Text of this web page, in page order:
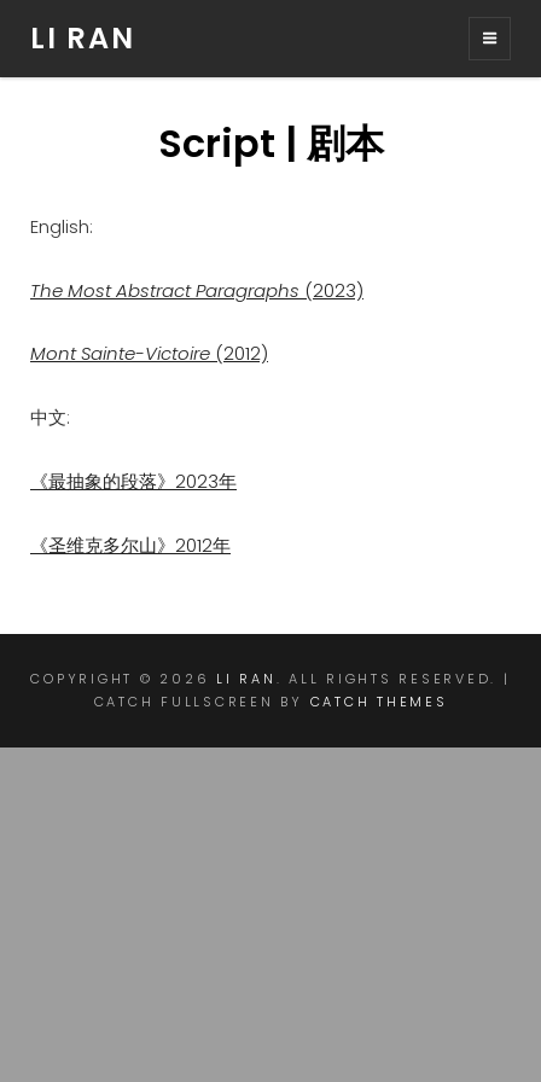
LI RAN
Script | 剧本
English:
The Most Abstract Paragraphs (2023)
Mont Sainte-Victoire (2012)
中文:
《最抽象的段落》2023年
《圣维克多尔山》2012年
COPYRIGHT © 2026 LI RAN . ALL RIGHTS RESERVED. |
CATCH FULLSCREEN BY CATCH THEMES